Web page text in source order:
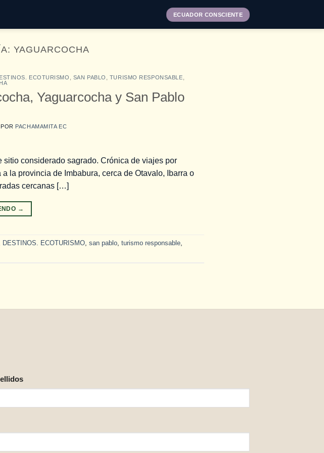
ECUADOR CONSCIENTE
YAGUARCOCHA
ECOTURISMO SAN PABLO TURISMO RESPONSABLE
Yaguarcocha y San Pablo
POR PACHAMAMITA EC
considerado sagrado. Crónica de viajes por
la provincia de Imbabura, cerca de Otavalo, Ibarra o
cercanas […]
→
DESTINOS. ECOTURISMO, san pablo, turismo responsable,